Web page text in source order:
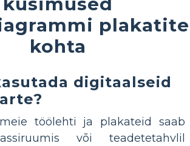
plakatite
kohta
digitaalseid
töölehti ja plakateid saab
või teadetetahvlil